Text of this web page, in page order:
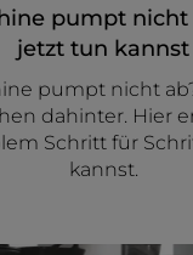
pumpt nicht
jetzt tun kannst
pumpt nicht
dahinter. Hier
Schritt für
kannst.